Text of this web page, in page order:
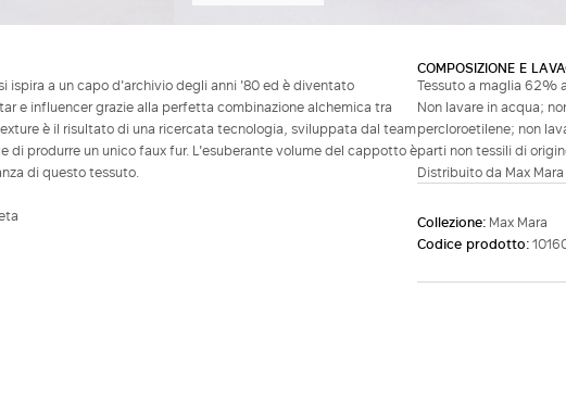
ispira a un capo d'archivio degli anni '80 ed è diventato
e influencer grazie alla perfetta combinazione alchemica tra
è il risultato di una ricercata tecnologia, sviluppata dal team
di produrre un unico faux fur. L'esuberante volume del cappotto è
di questo tessuto.
COMPOSIZIONE E
Tessuto a maglia 62%
Non lavare in acqua;
percloroetilene; non
parti non tessili di
Distribuito da Max
Collezione: Max Mara
Codice prodotto: